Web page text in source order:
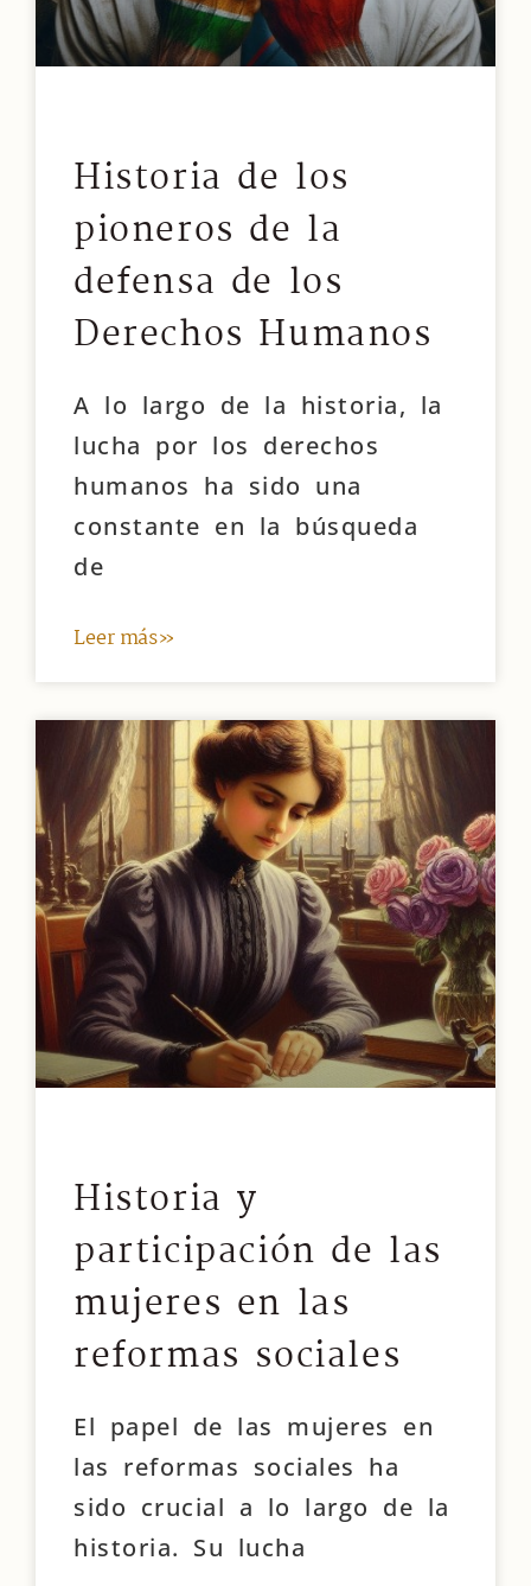
Historia de los
pioneros de la
defensa de los
Derechos Humanos
A lo largo de la historia, la
lucha por los derechos
humanos ha sido una
constante en la búsqueda
de
Leer más»
Historia y
participación de las
mujeres en las
reformas sociales
El papel de las mujeres en
las reformas sociales ha
sido crucial a lo largo de la
historia. Su lucha